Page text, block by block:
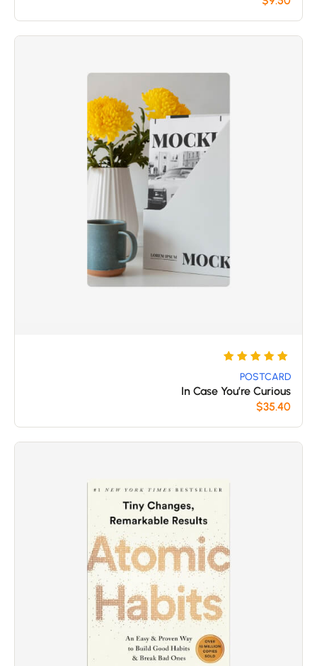
من 5
بناءً على
التقييم
من 5
بناءً على
POSTCARD
In Case You’re Curious
$35.40